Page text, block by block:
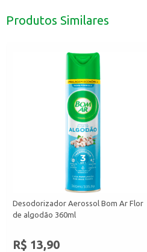
Produtos Similares
Desodorizador Aerossol Bom Ar Flor
de algodão 360ml
R$ 13,90